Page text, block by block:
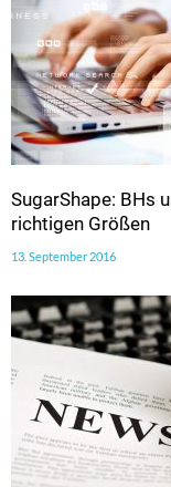
SugarShape: BHs
richtigen Größen
13. September 2016